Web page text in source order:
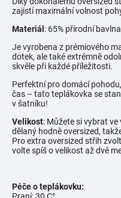
zajistí maximální volnost
Materiál : 65% přírodní
Je vyrobena z prémiového
dotek, ale také extrémně
skvěle při každé příležitosti.
Perfektní pro domácí
čas – tato teplákovka se
v šatníku!
Velikost: Můžete si vybrat ve
dělaný hodně oversized,
Pro extra oversized střih
volte spíš o velikost až dvě
Péče o teplákovku: